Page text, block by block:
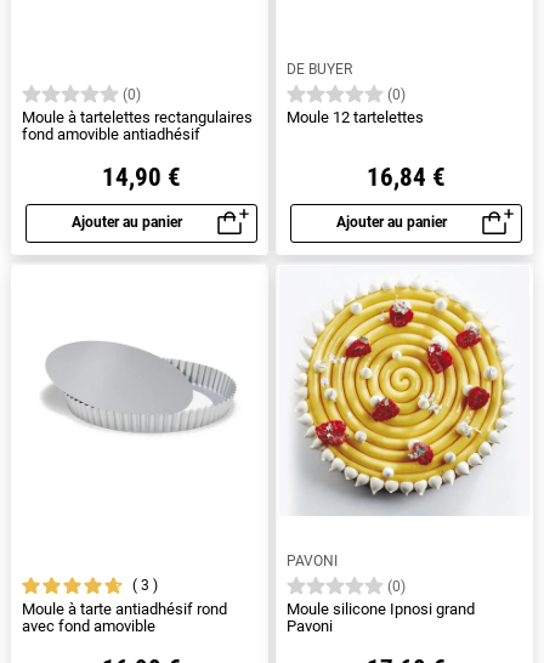
(0)
Moule à tartelettes rectangulaires
fond amovible antiadhésif
14,90 €
Ajouter au panier
Aperçu rapide
DE BUYER
(0)
Moule 12 tartelettes
16,84 €
Ajouter au panier
Aperçu rapide
3
Moule à tarte antiadhésif rond
avec fond amovible
PAVONI
(0)
Moule silicone Ipnosi grand
Pavoni